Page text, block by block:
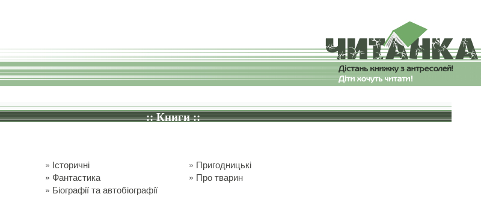
:: Книги ::
» Історичні » Пригодницькі
» Фантастика » Про тварин
» Біографії та автобіографії